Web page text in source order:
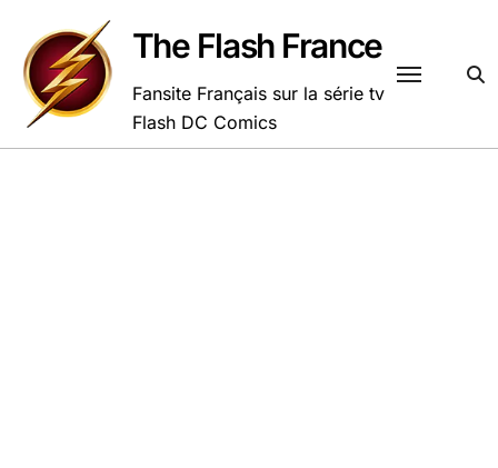
contenu
The Flash France
Fansite Français sur la série tv
Flash DC Comics